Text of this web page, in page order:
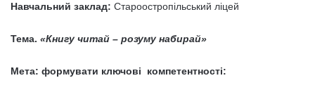
Навчальний заклад: Староостропільський ліцей
Тема. «Книгу читай – розуму набирай»
Мета: формувати ключові компетентності: